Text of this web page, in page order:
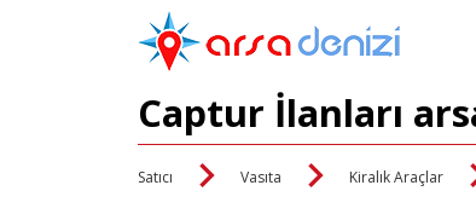
Captur İlanları
Satıcı Vasıta Kiralık Araçlar